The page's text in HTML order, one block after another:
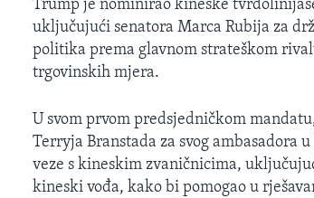
Trump je nominirao kineske
uključujući senatora Marca Rubija za
politika prema glavnom strateškom
trgovinskih mjera.
U svom prvom predsjedničkom
Terryja Branstada za svog ambasadora
veze s kineskim zvaničnicima,
kineski vođa, kako bi pomogao u